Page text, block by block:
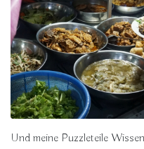
Und meine Puzzleteile